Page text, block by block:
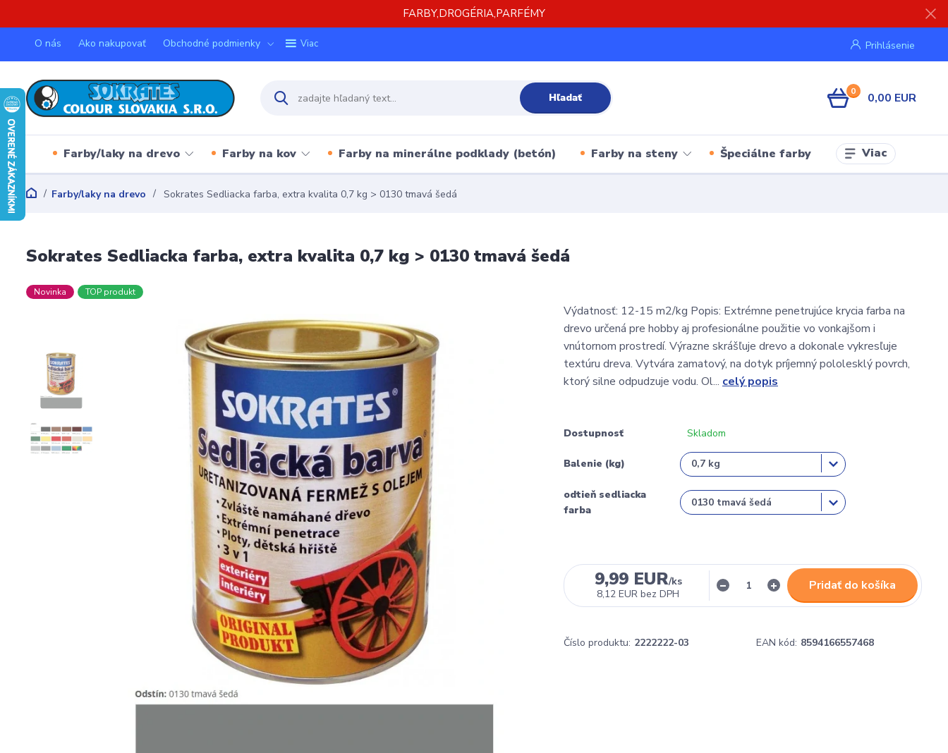
FARBY,DROGÉRIA,PARFÉMY
O nás Ako nakupovať Obchodné podmienky Viac Prihlásenie
Hľadať 0 0,00 EUR
Farby/laky na drevo Farby na kov Farby na minerálne podklady (betón) Farby na steny Špeciálne farby Viac
Farby/laky na drevo Sokrates Sedliacka farba, extra kvalita 0,7 kg > 0130 tmavá šedá
Sokrates Sedliacka farba, extra kvalita 0,7 kg > 0130 tmavá šedá
Novinka TOP produkt
Výdatnosť: 12-15 m2/kg Popis: Extrémne penetrujúce krycia farba na
drevo určená pre hobby aj profesionálne použitie vo vonkajšom i
vnútornom prostredí. Výrazne skrášľuje drevo a dokonale vykresľuje
textúru dreva. Vytvára zamatový, na dotyk príjemný pololesklý povrch,
ktorý silne odpudzuje vodu. Ol... celý popis
Dostupnosť Skladom
Balenie (kg)
odtieň sedliacka
farba
9,99 EUR/ks
8,12 EUR bez DPH
Pridať do košíka
Číslo produktu: 2222222-03 EAN kód: 8594166557468